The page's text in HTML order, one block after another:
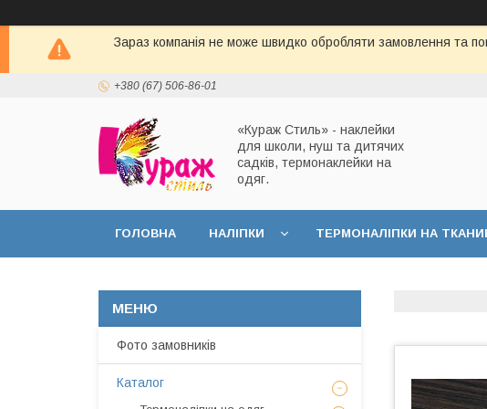
Зараз компанія не може швидко обробляти замовлення та
+380 (67) 506-86-01
«Кураж Стиль» - наклейки
для школи, нуш та дитячих
садків, термонаклейки на
одяг.
ГОЛОВНА НАЛІПКИ ТЕРМОНАЛІПКИ НА
Фото замовників
Каталог